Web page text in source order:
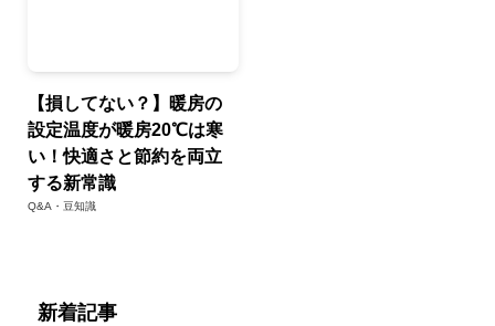
【損してない？】暖房の
設定温度が暖房20℃は寒
い！快適さと節約を両立
する新常識
Q&A・豆知識
新着記事